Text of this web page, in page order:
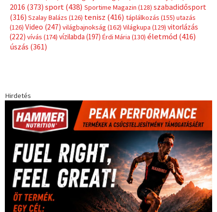
2016 (373) sport(438) Sportime Magazin (128) szabadidősport
(316) Szalay Balázs (126) tenisz (416) táplálkozás (155) utazás
(126) Video (247) világbajnokság (162) Világkupa (129) vitorlázás
(222) vívás (174) vízilabda (197) Érdi Mária (130) életmód(416)
úszás (361)
Hirdetés